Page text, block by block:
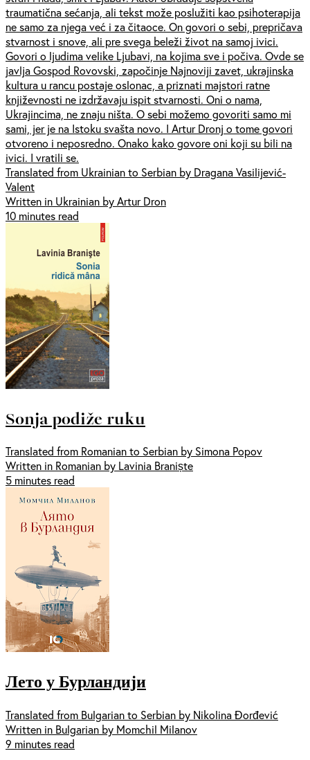
traumatična sećanja, ali tekst može poslužiti kao psihoterapija
ne samo za njega već i za čitaoce. On govori o sebi, prepričava
stvarnost i snove, ali pre svega beleži život na samoj ivici.
Govori o ljudima velike Ljubavi, na kojima sve i počiva. Ovde se
javlja Gospod Rovovski, započinje Najnoviji zavet, ukrajinska
kultura u rancu postaje oslonac, a priznati majstori ratne
književnosti ne izdržavaju ispit stvarnosti. Oni o nama,
Ukrajincima, ne znaju ništa. O sebi možemo govoriti samo mi
sami, jer je na Istoku svašta novo. I Artur Dronj o tome govori
otvoreno i neposredno. Onako kako govore oni koji su bili na
ivici. I vratili se.
Translated from Ukrainian to Serbian by Dragana Vasilijević-
Valent
Written in Ukrainian by Artur Dron
10 minutes read
Sonja podiže ruku
Translated from Romanian to Serbian by Simona Popov
Written in Romanian by Lavinia Braniște
5 minutes read
Лето у Бурландији
Translated from Bulgarian to Serbian by Nikolina Đorđević
Written in Bulgarian by Momchil Milanov
9 minutes read